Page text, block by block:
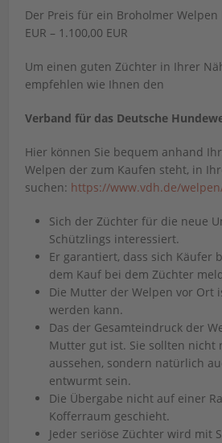
Der Preis für ein Broholmer Welpen
EUR – 1.100,00 EUR
Um einen guten Züchter in Ihrer
empfehlen wie Ihnen den
Verband für das Deutsche
Hier können Sie bequem anhand
Welpen der zum Kaufen steht, in
suchen: https://www.vdh.de/
Sich der Züchter für die neue
Schützlings interessiert.
Er garantiert, dass sich Käufer
dem Kauf bei dem Züchter
Die Mutter der Welpen vor Ort
werden kann.
Das der Gesamteindruck der
Mutter gut ist. Sie sollten nicht
aussehen, sondern natürlich
entwurmt sein.
Die Übergabe nicht auf einer
Kofferraum geschieht.
Jeder seriöse Züchter wird mit